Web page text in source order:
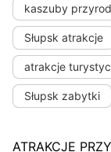
kaszuby
Słupsk atrakcje
atrakcje
Słupsk zabytki
ATRAKCJE